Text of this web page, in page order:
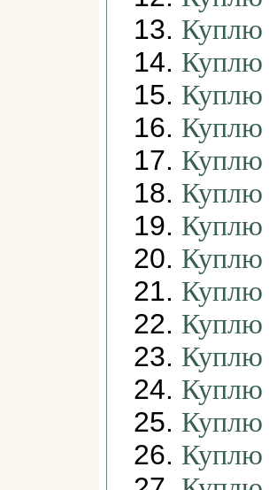
13. Куплю
14. Куплю
15. Куплю
16. Куплю
17. Куплю
18. Куплю
19. Куплю
20. Куплю
21. Куплю
22. Куплю
23. Куплю
24. Куплю
25. Куплю
26. Куплю